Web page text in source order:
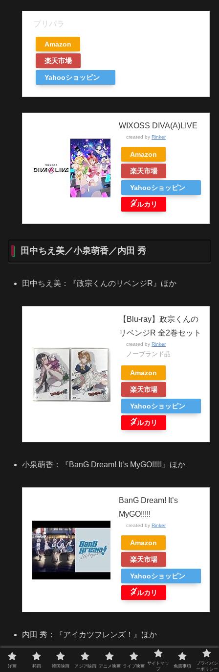
プリパラ
Amazon
楽天市場
Yahooショッピン
WIXOSS DIVA(A)LIVE
created byRinker
Amazon
楽天市場
Yahooショッピン
グ
メルカリ
田中ちえ美／小泉萌香／内田 秀
田中ちえ美：『政宗くんのリベンジR』ほか
【Blu-ray】政宗くんの
リベンジR 全2巻セット
created byRinker
ノーブランド品
Amazon
楽天市場
Yahooショッピン
グ
メルカリ
小泉萌香：『BanG Dream! It’s MyGO!!!!!』ほか
BanG Dream! It’s
MyGO!!!!!
created byRinker
Amazon
楽天市場
Yahooショッピン
グ
メルカリ
内田 秀：『アイカツフレンズ！』ほか
洋画 邦画 韓国映画 アジア映画 アニメ映画 ライブ映画
サイトマッ
プ
免責事項
プライバシ
ーポリシー